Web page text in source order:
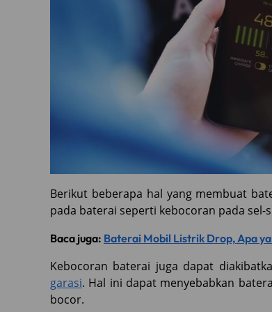
Berikut beberapa hal yang membuat
pada baterai seperti kebocoran pada sel-
Baca juga: Baterai Mobil Listrik Drop, Apa
Kebocoran baterai juga dapat
garasi. Hal ini dapat menyebabkan
bocor.